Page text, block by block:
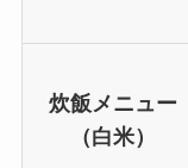
炊飯メニュー
（白米）